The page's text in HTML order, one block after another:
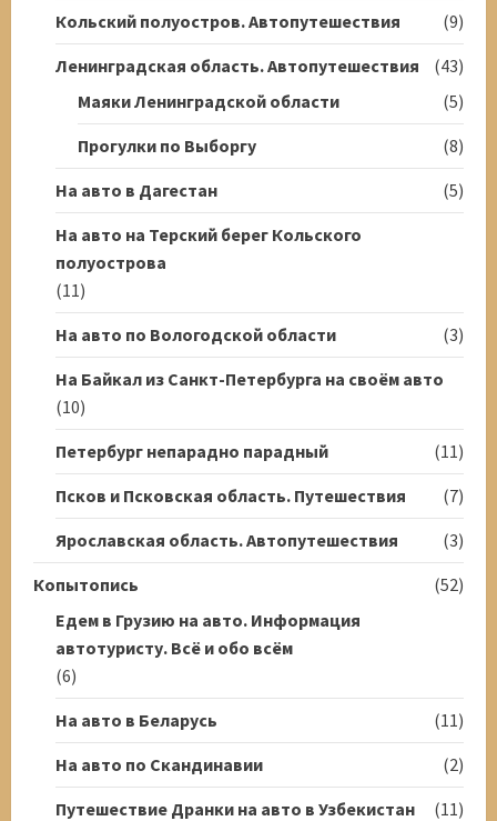
Кольский полуостров. Автопутешествия
(9)
Ленинградская область. Автопутешествия
(43)
Маяки Ленинградской области
(5)
Прогулки по Выборгу
(8)
На авто в Дагестан
(5)
На авто на Терский берег Кольского
полуострова
(11)
На авто по Вологодской области
(3)
На Байкал из Санкт-Петербурга на своём авто
(10)
Петербург непарадно парадный
(11)
Псков и Псковская область. Путешествия
(7)
Ярославская область. Автопутешествия
(3)
Копытопись
(52)
Едем в Грузию на авто. Информация
автотуристу. Всё и обо всём
(6)
На авто в Беларусь
(11)
На авто по Скандинавии
(2)
Путешествие Дранки на авто в Узбекистан
(11)